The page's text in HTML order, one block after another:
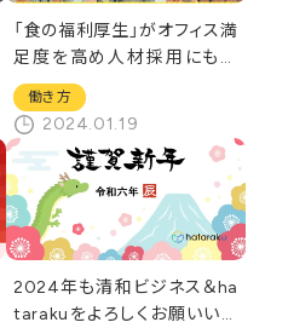
「食の福利厚生」がオフィス満
足度を高め人材採用にも好
影響
働き方
2024.01.19
2024年も清和ビジネス＆ha
tarakuをよろしくお願いいた